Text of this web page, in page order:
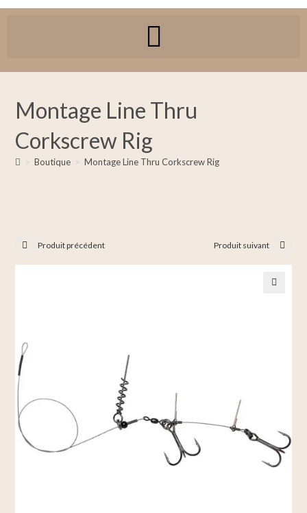
Montage Line Thru
Corkscrew Rig
> Boutique > Montage Line Thru Corkscrew Rig
Produit précédent Produit suivant